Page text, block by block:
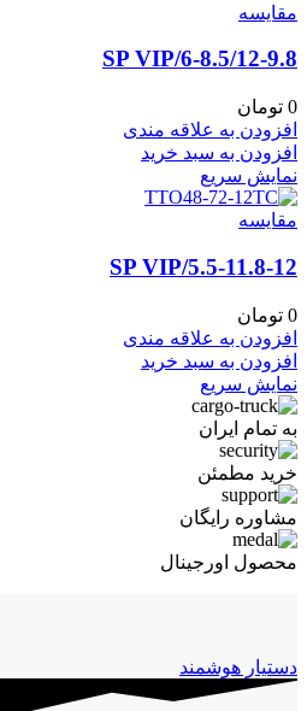
مقايسه
6-8.5/12-9.8/SP VIP
0 تومان
افزودن به علاقه مندی
افزودن به سبد خرید
نمایش سریع
مقايسه
5.5-11.8-12/SP VIP
0 تومان
افزودن به علاقه مندی
افزودن به سبد خرید
نمایش سریع
به تمام ایران
خرید مطمئن
مشاوره رایگان
محصول اورجینال
دستیار هوشمند